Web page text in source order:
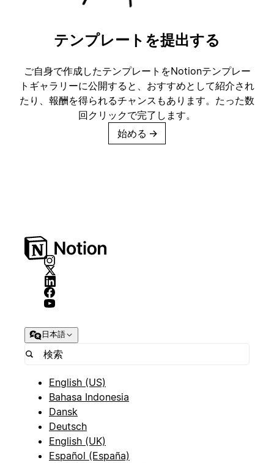
テンプレートを提出する
ご自身で作成したテンプレートをNotionテンプレー
トギャラリーに公開すると、おすすめとして紹介され
たり、報酬を得られるチャンスもあります。たった数
回クリックで完了します。
始める →
日本語
English (US)
Bahasa Indonesia
Dansk
Deutsch
English (UK)
Español (España)